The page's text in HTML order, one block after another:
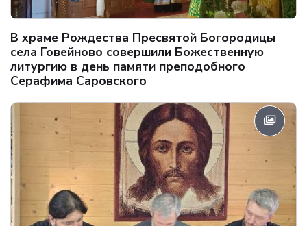
В храме Рождества Пресвятой Богородицы
села Говейново совершили Божественную
литургию в день памяти преподобного
Серафима Саровского